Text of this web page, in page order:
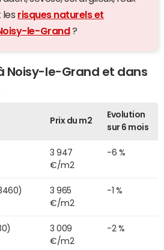
les risques naturels et
le-Grand ?
Noisy-le-Grand et dans
Prix du m2
Evolution
sur 6 mois
3 947
€/m2
-6 %
3 965
€/m2
-1 %
3 009
€/m2
-2 %